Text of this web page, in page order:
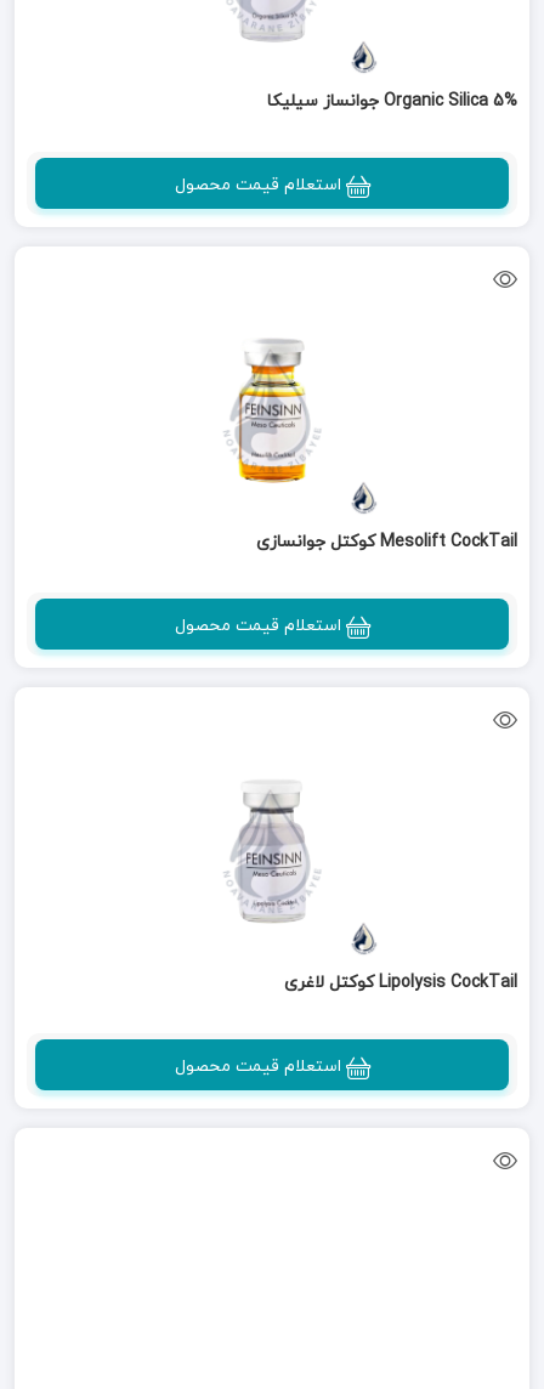
Organic Silica 5% جوانساز سیلیکا
استعلام قیمت محصول
Mesolift CockTail کوکتل جوانسازی
استعلام قیمت محصول
Lipolysis CockTail کوکتل لاغری
استعلام قیمت محصول